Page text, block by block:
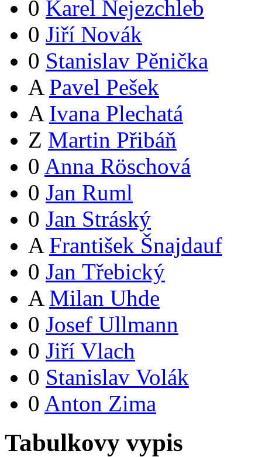
0 Karel Nejezchleb
0 Jiří Novák
0 Stanislav Pěnička
A Pavel Pešek
A Ivana Plechatá
Z Martin Přibáň
0 Anna Röschová
0 Jan Ruml
0 Jan Stráský
A František Šnajdauf
0 Jan Třebický
A Milan Uhde
0 Josef Ullmann
0 Jiří Vlach
0 Stanislav Volák
0 Anton Zima
Tabulkovy vypis